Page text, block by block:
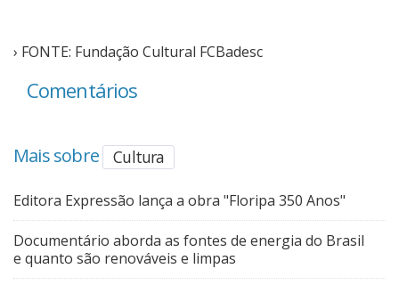
› FONTE: Fundação Cultural FCBadesc
Comentários
Mais sobre Cultura
Editora Expressão lança a obra "Floripa 350 Anos"
Documentário aborda as fontes de energia do Brasil
e quanto são renováveis e limpas